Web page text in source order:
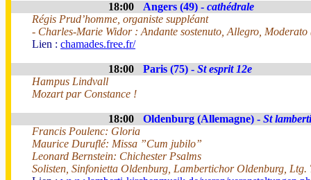
18:00 Angers (49) - cathédrale
Régis Prud’homme, organiste suppléant
- Charles-Marie Widor : Andante sostenuto, Allegro, Moderato
Lien : chamades.free.fr/
18:00 Paris (75) - St esprit 12e
Hampus Lindvall
Mozart par Constance !
18:00 Oldenburg (Allemagne) - St lamberti
Francis Poulenc: Gloria
Maurice Duruflé: Missa ”Cum jubilo”
Leonard Bernstein: Chichester Psalms
Solisten, Sinfonietta Oldenburg, Lambertichor Oldenburg, Ltg.